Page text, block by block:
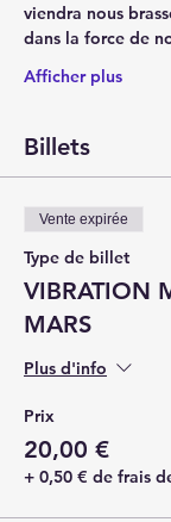
viendra nous
dans la force de
Afficher plus
Billets
Vente expirée
Type de billet
VIBRATION
MARS
Plus d'info
Prix
20,00 €
+ 0,50 € de frais